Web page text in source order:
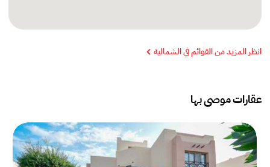
انظر المزيد من القوائم في الشمالية
عقارات موصى بها